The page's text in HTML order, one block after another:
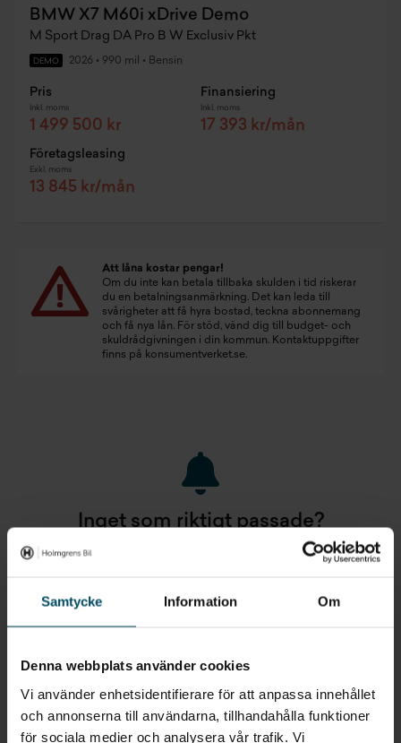
Samtycke Information Om
Denna webbplats använder cookies
Vi använder enhetsidentifierare för att anpassa innehållet
och annonserna till användarna, tillhandahålla funktioner
för sociala medier och analysera vår trafik. Vi
BMW X7 M60i xDrive Demo
M Sport Drag DA Pro B W Exclusiv Pkt
DEMO 2026 • 990 mil • Bensin
Pris
Inkl. moms
1 499 500 kr
Finansiering
Inkl. moms
17 393 kr/mån
Företagsleasing
Exkl. moms
13 845 kr/mån
Att låna kostar pengar!
Om du inte kan betala tillbaka skulden i tid riskerar
du en betalningsanmärkning. Det kan leda till
svårigheter att få hyra bostad, teckna abonnemang
och få nya lån. För stöd, vänd dig till budget- och
skuldrådgivningen i din kommun. Kontaktuppgifter
finns på konsumentverket.se.
Inget som riktigt passade?
Fyll in din e-postadress så skickar vi ett mail direkt
när vi får in fordon som motsvarar din sökning.